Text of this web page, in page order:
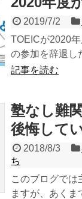
2019/7/2
TOEICが2020
の参加を辞退し
記事を読む
塾なし難
後悔して
2018/8/3
ち
このブログでは
ますが、あく